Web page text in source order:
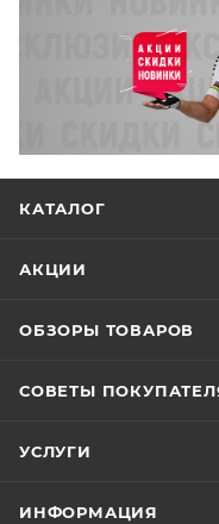
КАТАЛОГ
АКЦИИ
ОБЗОРЫ ТОВАРОВ
СОВЕТЫ
УСЛУГИ
ИНФОРМАЦИЯ